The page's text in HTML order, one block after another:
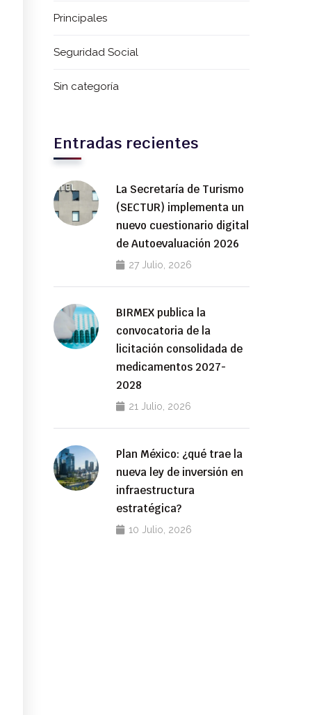
Principales
Seguridad Social
Sin categoría
Entradas recientes
La Secretaría de Turismo
(SECTUR) implementa un
nuevo cuestionario digital
de Autoevaluación 2026
27 Julio, 2026
BIRMEX publica la
convocatoria de la
licitación consolidada de
medicamentos 2027-
2028
21 Julio, 2026
Plan México: ¿qué trae la
nueva ley de inversión en
infraestructura
estratégica?
10 Julio, 2026